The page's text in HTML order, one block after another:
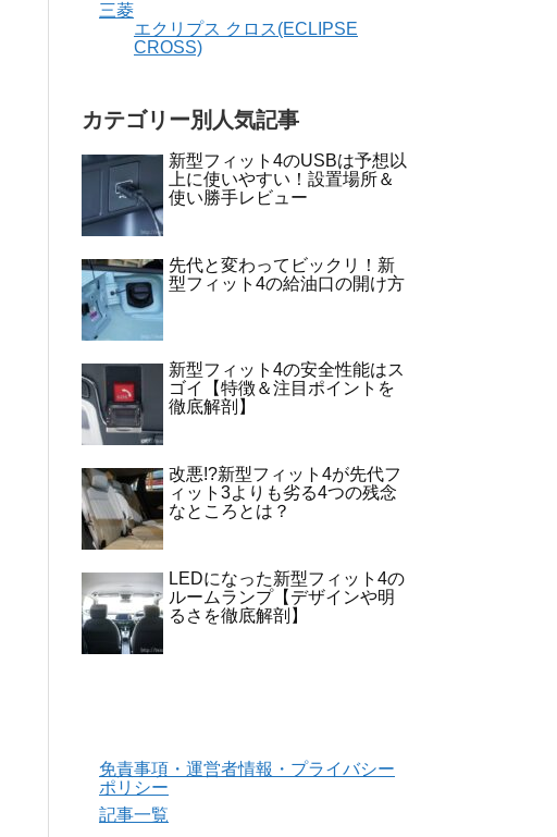
三菱
エクリプス クロス(ECLIPSE
CROSS)
カテゴリー別人気記事
新型フィット4のUSBは予想以
上に使いやすい！設置場所＆
使い勝手レビュー
先代と変わってビックリ！新
型フィット4の給油口の開け方
新型フィット4の安全性能はス
ゴイ【特徴＆注目ポイントを
徹底解剖】
改悪!?新型フィット4が先代フ
ィット3よりも劣る4つの残念
なところとは？
LEDになった新型フィット4の
ルームランプ【デザインや明
るさを徹底解剖】
免責事項・運営者情報・プライバシー
ポリシー
記事一覧